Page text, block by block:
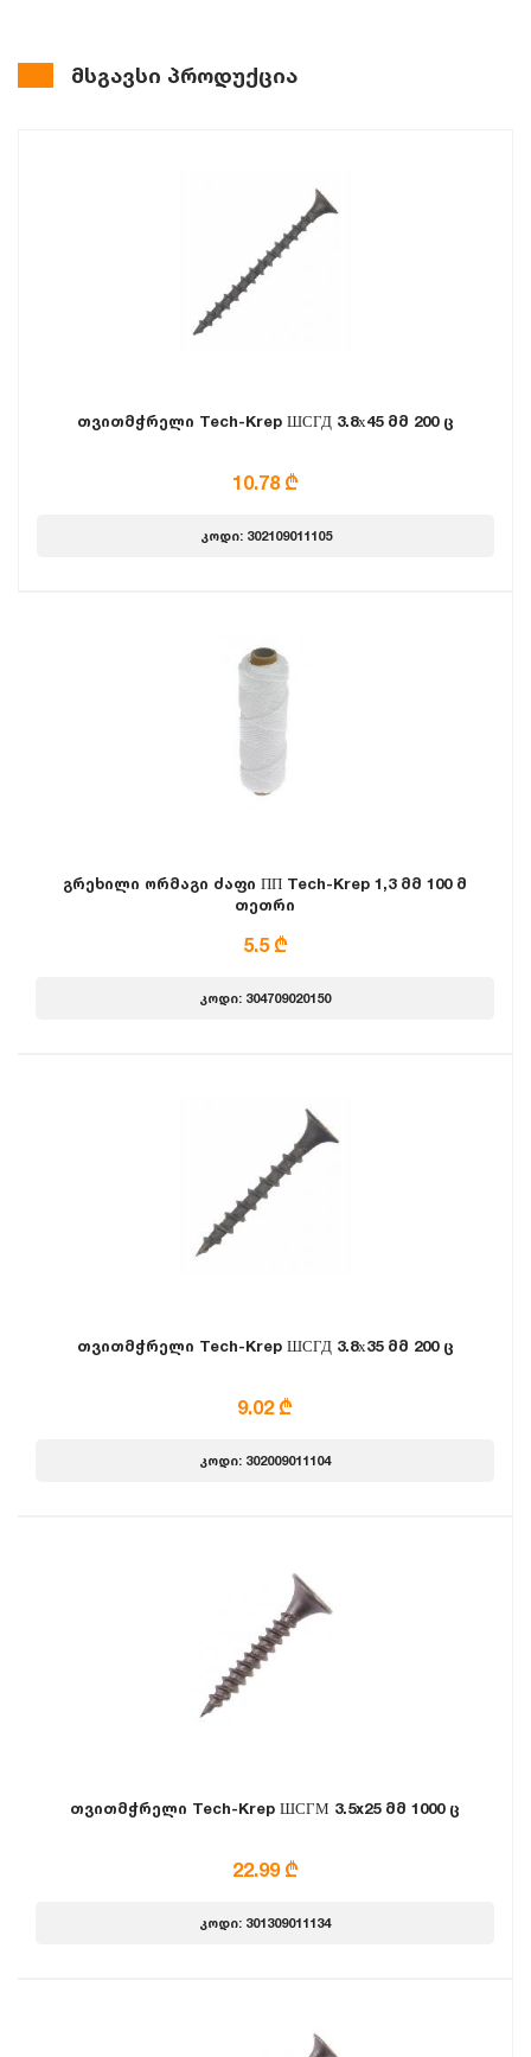
მსგავსი პროდუქცია
თვითმჭრელი Tech-Krep ШСГД 3.8х45 მმ 200 ც
10.78 ₾
კოდი: 302109011105
გრეხილი ორმაგი ძაფი ПП Tech-Krep 1,3 მმ 100 მ
თეთრი
5.5 ₾
კოდი: 304709020150
თვითმჭრელი Tech-Krep ШСГД 3.8х35 მმ 200 ც
9.02 ₾
კოდი: 302009011104
თვითმჭრელი Tech-Krep ШСГМ 3.5x25 მმ 1000 ც
22.99 ₾
კოდი: 301309011134